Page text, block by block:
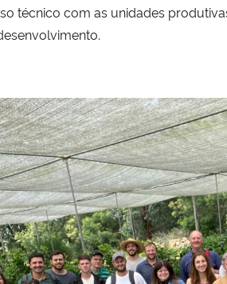
técnico com as unidades